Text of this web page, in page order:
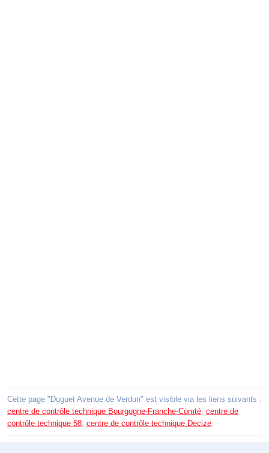
Cette page "Duguet Avenue de Verdun" est visible via les liens suivants :
centre de contrôle technique Bourgogne-Franche-Comté, centre de
contrôle technique 58, centre de contrôle technique Decize.